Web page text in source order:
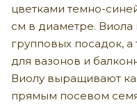
цветками темно-
см в диаметре. Виола
групповых посадок,
для вазонов и
Виолу выращивают
прямым посевом